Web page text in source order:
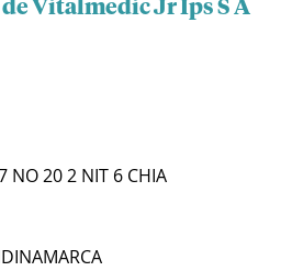
Vitalmedic Jr Ips S A
NO 20 2 NIT 6 CHIA